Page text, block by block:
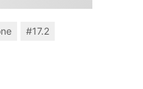
#17.2